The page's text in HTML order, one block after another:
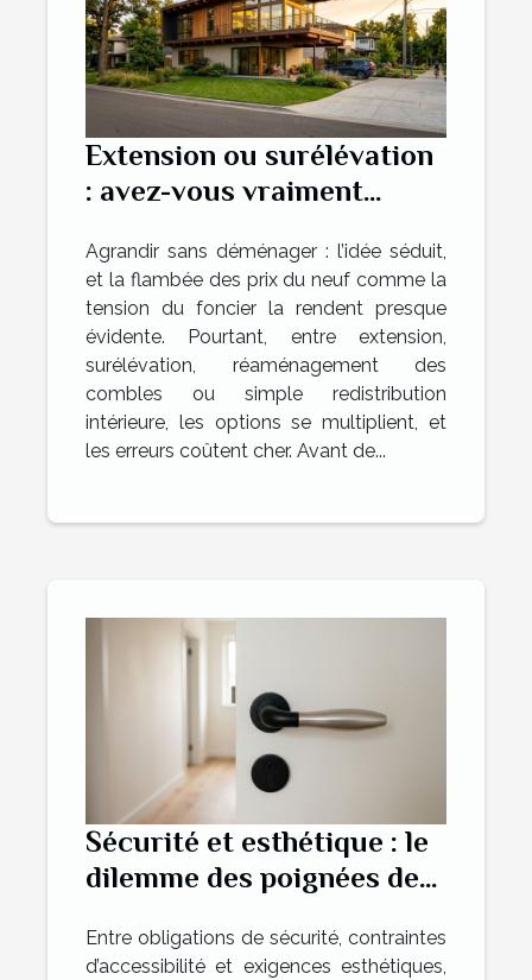
Extension ou surélévation
: avez-vous vraiment
solutions ?
Agrandir sans déménager : l’idée séduit,
et la flambée des prix du neuf comme la
tension du foncier la rendent presque
évidente. Pourtant, entre extension,
surélévation, réaménagement des
combles ou simple redistribution
intérieure, les options se multiplient, et
les erreurs coûtent cher. Avant de...
Sécurité et esthétique : le
dilemme des poignées de
Entre obligations de sécurité, contraintes
d’accessibilité et exigences esthétiques,